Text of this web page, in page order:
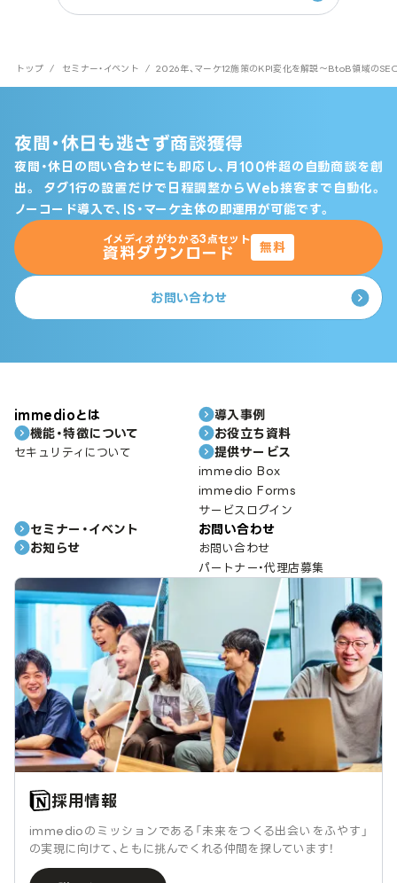
トップ / セミナー・イベント / 2026年、マーケ12施策のKPI変化を解説～BtoB領域の
夜間・休日も逃さず商談獲得
夜間・休日の問い合わせにも即応し、月100件超の自動商談を創
出。
タグ1行の設置だけで日程調整からWeb接客まで自動化。
ノーコード導入で、IS・マーケ主体の即運用が可能です。
イメディオがわかる3点セット
資料ダウンロード 無料
お問い合わせ
immedioとは
機能・特徴について
セキュリティについて
導入事例
お役立ち資料
提供サービス
immedio Box
immedio Forms
サービスログイン
セミナー・イベント
お知らせ
お問い合わせ
お問い合わせ
パートナー・代理店募集
採用情報
immedioのミッションである「未来をつくる出会いをふやす」
の実現に向けて、ともに挑んでくれる仲間を探しています！